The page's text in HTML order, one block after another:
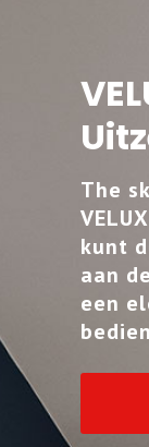
The
kunt
aan
een